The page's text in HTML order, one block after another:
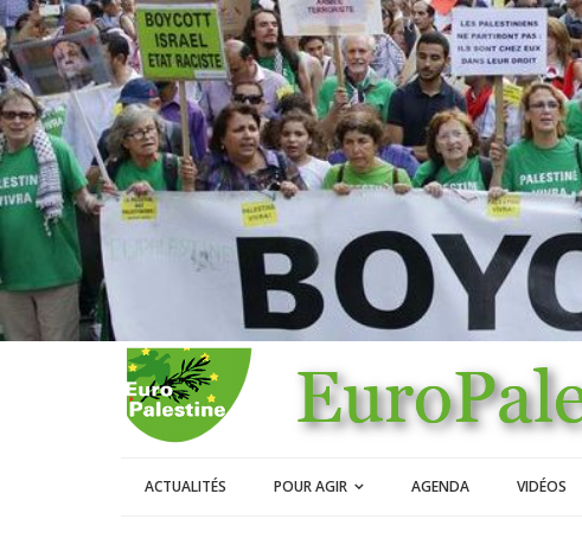
ACTUALITÉS POUR AGIR AGENDA VIDÉOS